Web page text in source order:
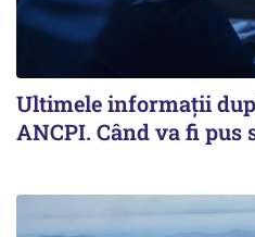
Ultimele informații
ANCPI. Când va fi